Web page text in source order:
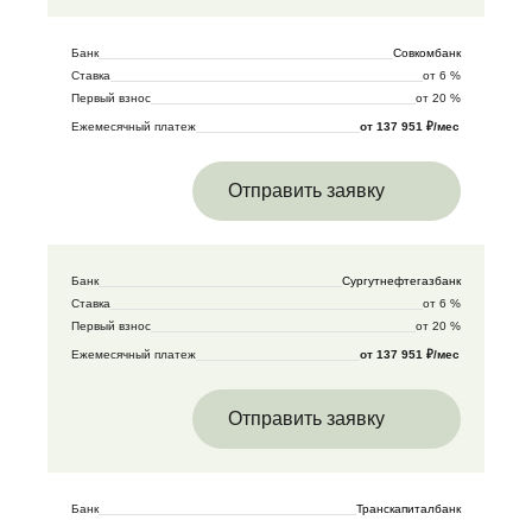
Банк
Совкомбанк
Ставка
от 6 %
Первый взнос
от 20 %
Ежемесячный платеж от 137 951 ₽/мес
Отправить заявку
Банк
Сургутнефтегазбанк
Ставка
от 6 %
Первый взнос
от 20 %
Ежемесячный платеж от 137 951 ₽/мес
Отправить заявку
Банк
Транскапиталбанк